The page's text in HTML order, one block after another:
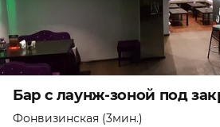
Бар с лаунж-зоной под
Фонвизинская (3мин.)